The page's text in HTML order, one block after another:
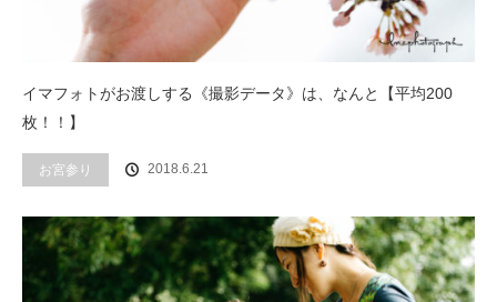
イマフォトがお渡しする《撮影データ》は、なんと【平均200
枚！！】
お宮参り 2018.6.21